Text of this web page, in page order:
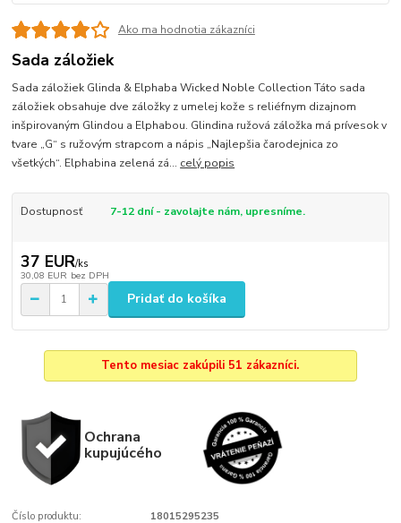
Ako ma hodnotia zákazníci
Sada záložiek
Sada záložiek Glinda & Elphaba Wicked Noble Collection Táto sada
záložiek obsahuje dve záložky z umelej kože s reliéfnym dizajnom
inšpirovaným Glindou a Elphabou. Glindina ružová záložka má prívesok v
tvare „G“ s ružovým strapcom a nápis „Najlepšia čarodejnica zo
všetkých“. Elphabina zelená zá... celý popis
Dostupnosť 7-12 dní - zavolajte nám, upresníme.
37 EUR/ks
30,08 EUR bez DPH
Pridať do košíka
Tento mesiac zakúpili 51 zákazníci.
Ochrana
kupujúcého
Číslo produktu: 18015295235